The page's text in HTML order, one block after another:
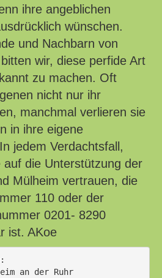
ihre angeblichen
wünschen.
und Nachbarn von
wir, diese perfide Art
zu machen. Oft
nicht nur ihr
manchmal verlieren sie
in ihre eigene
jedem Verdachtsfall,
auf die Unterstützung der
Mülheim vertrauen, die
110 oder der
0201- 8290
ist. AKoe
an der Ruhr